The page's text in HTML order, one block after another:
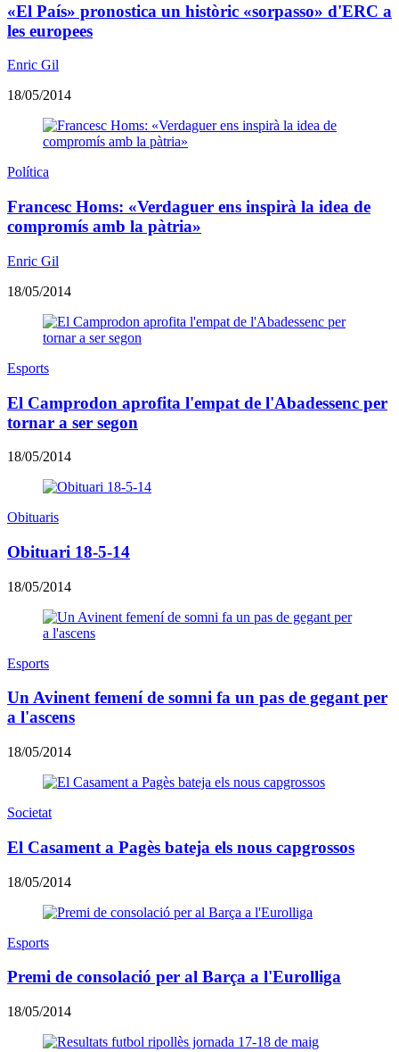
«El País» pronostica un històric «sorpasso» d'ERC a
les europees
Enric Gil
18/05/2014
Política
Francesc Homs: «Verdaguer ens inspirà la idea de
compromís amb la pàtria»
Enric Gil
18/05/2014
Esports
El Camprodon aprofita l'empat de l'Abadessenc per
tornar a ser segon
18/05/2014
Obituaris
Obituari 18-5-14
18/05/2014
Esports
Un Avinent femení de somni fa un pas de gegant per
a l'ascens
18/05/2014
Societat
El Casament a Pagès bateja els nous capgrossos
18/05/2014
Esports
Premi de consolació per al Barça a l'Eurolliga
18/05/2014